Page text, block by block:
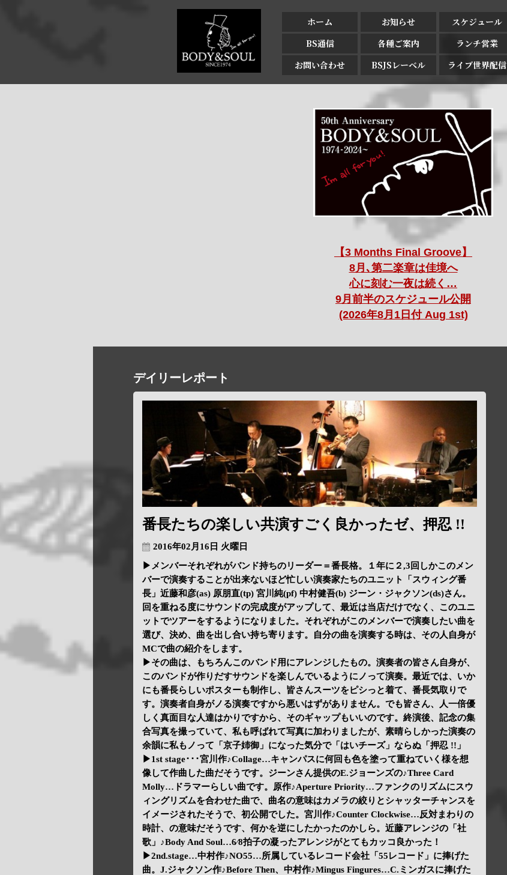
ホーム お知らせ スケジュール
BS通信
各種ご案内 ランチ営業
お問い合わせ
BSJSレーベル ライブ世界配信
【3 Months Final Groove】
8月､第二楽章は佳境へ
心に刻む一夜は続く…
9月前半のスケジュール公開
(2026年8月1日付 Aug 1st)
デイリーレポート
番長たちの楽しい共演すごく良かったゼ、押忍 !!
2016年02月16日 火曜日
▶メンバーそれぞれがバンド持ちのリーダー＝番長格。１年に２,3回しかこのメン
バーで演奏することが出来ないほど忙しい演奏家たちのユニット「スウィング番
長」近藤和彦(as) 原朋直(tp) 宮川純(pf) 中村健吾(b) ジーン・ジャクソン(ds)さん。
回を重ねる度にサウンドの完成度がアップして、最近は当店だけでなく、このユニ
ットでツアーをするようになりました。それぞれがこのメンバーで演奏したい曲を
選び、決め、曲を出し合い持ち寄ります。自分の曲を演奏する時は、その人自身が
MCで曲の紹介をします。
▶その曲は、もちろんこのバンド用にアレンジしたもの。演奏者の皆さん自身が、
このバンドが作りだすサウンドを楽しんでいるようにノって演奏。最近では、いか
にも番長らしいポスターも制作し、皆さんスーツをピシっと着て、番長気取りで
す。演奏者自身がノる演奏ですから悪いはずがありません。でも皆さん、人一倍優
しく真面目な人達はかりですから、そのギャップもいいのです。終演後、記念の集
合写真を撮っていて、私も呼ばれて写真に加わりましたが、素晴らしかった演奏の
余韻に私もノって「京子姉御」になった気分で「はいチーズ」ならぬ「押忍 !!」
▶1st stage･･･宮川作♪Collage…キャンパスに何回も色を塗って重ねていく様を想
像して作曲した曲だそうです。ジーンさん提供のE.ジョーンズの♪Three Card
Molly…ドラマーらしい曲です。原作♪Aperture Priority…ファンクのリズムにスウ
ィングリズムを合わせた曲で、曲名の意味はカメラの絞りとシャッターチャンスを
イメージされたそうで、初公開でした。宮川作♪Counter Clockwise…反対まわりの
時計、の意味だそうです、何かを逆にしたかったのかしら。近藤アレンジの「社
歌」♪Body And Soul…6∕8拍子の凝ったアレンジがとてもカッコ良かった！
▶2nd.stage…中村作♪NO55…所属しているレコード会社「55レコード」に捧げた
曲。J.ジャクソン作♪Before Then、中村作♪Mingus Fingures…C.ミンガスに捧げた